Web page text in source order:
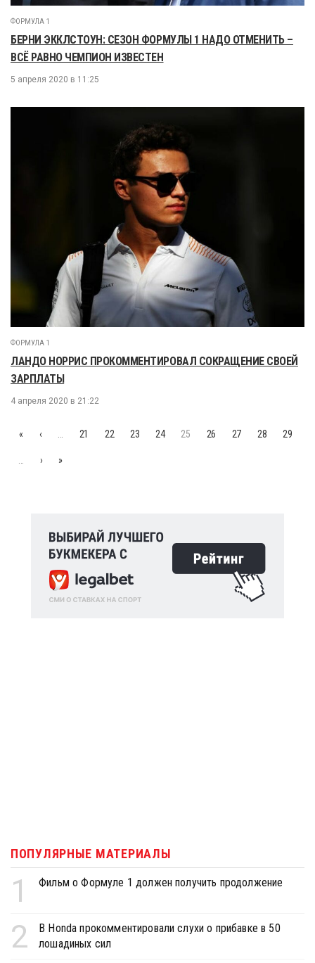
ФОРМУЛА 1
БЕРНИ ЭККЛСТОУН: СЕЗОН ФОРМУЛЫ 1 НАДО ОТМЕНИТЬ –
ВСЁ РАВНО ЧЕМПИОН ИЗВЕСТЕН
5 апреля 2020 в 11:25
ФОРМУЛА 1
ЛАНДО НОРРИС ПРОКОММЕНТИРОВАЛ СОКРАЩЕНИЕ СВОЕЙ
ЗАРПЛАТЫ
4 апреля 2020 в 21:22
« ‹ 21 22 23 24 25 26 27 28 29
› »
ПОПУЛЯРНЫЕ МАТЕРИАЛЫ
1 Фильм о Формуле 1 должен получить продолжение
2
В Honda прокомментировали слухи о прибавке в 50
лошадиных сил